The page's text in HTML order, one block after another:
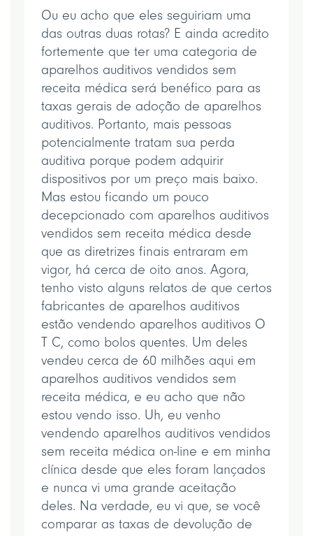
Ou eu acho que eles seguiriam uma
das outras duas rotas? E ainda acredito
fortemente que ter uma categoria de
aparelhos auditivos vendidos sem
receita médica será benéfico para as
taxas gerais de adoção de aparelhos
auditivos. Portanto, mais pessoas
potencialmente tratam sua perda
auditiva porque podem adquirir
dispositivos por um preço mais baixo.
Mas estou ficando um pouco
decepcionado com aparelhos auditivos
vendidos sem receita médica desde
que as diretrizes finais entraram em
vigor, há cerca de oito anos. Agora,
tenho visto alguns relatos de que certos
fabricantes de aparelhos auditivos
estão vendendo aparelhos auditivos O
T C, como bolos quentes. Um deles
vendeu cerca de 60 milhões aqui em
aparelhos auditivos vendidos sem
receita médica, e eu acho que não
estou vendo isso. Uh, eu venho
vendendo aparelhos auditivos vendidos
sem receita médica on-line e em minha
clínica desde que eles foram lançados
e nunca vi uma grande aceitação
deles. Na verdade, eu vi que, se você
comparar as taxas de devolução de